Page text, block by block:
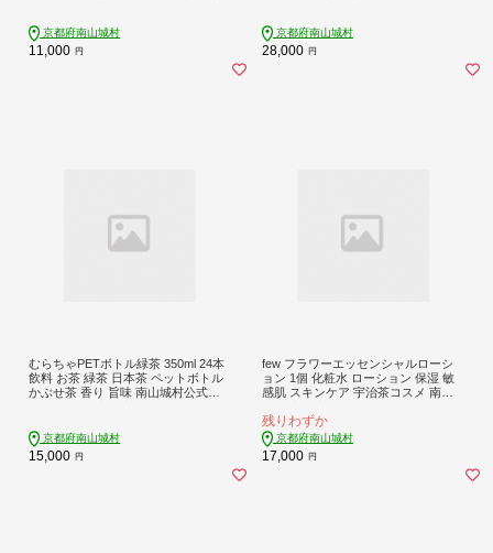
京都府南山城村
11,000 円
京都府南山城村
28,000 円
むらちゃPETボトル緑茶 350ml 24本
飲料 お茶 緑茶 日本茶 ペットボトル
かぶせ茶 香り 旨味 南山城村公式飲
京都府南山城村
15,000 円
few フラワーエッセンシャルローシ
ョン 1個 化粧水 ローション 保湿 敏
感肌 スキンケア 宇治茶コスメ 南山
残りわずか
京都府南山城村
17,000 円